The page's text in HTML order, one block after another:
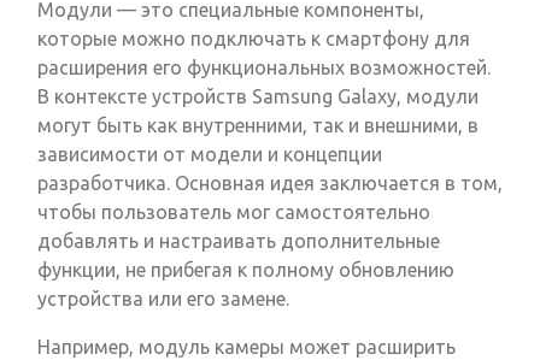
Модули — это специальные компоненты,
которые можно подключать к смартфону для
расширения его функциональных возможностей.
В контексте устройств Samsung Galaxy, модули
могут быть как внутренними, так и внешними, в
зависимости от модели и концепции
разработчика. Основная идея заключается в том,
чтобы пользователь мог самостоятельно
добавлять и настраивать дополнительные
функции, не прибегая к полному обновлению
устройства или его замене.
Например, модуль камеры может расширить